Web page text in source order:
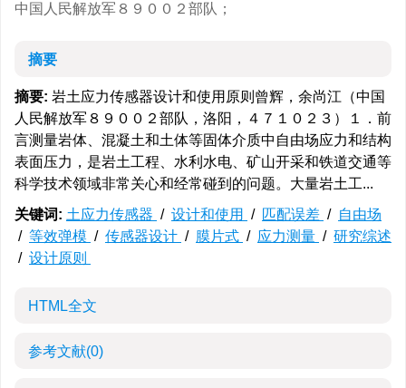
中国人民解放军８９００２部队；
摘要
摘要: 岩土应力传感器设计和使用原则曾辉，余尚江（中国
人民解放军８９００２部队，洛阳，４７１０２３）１．前
言测量岩体、混凝土和土体等固体介质中自由场应力和结构
表面压力，是岩土工程、水利水电、矿山开采和铁道交通等
科学技术领域非常关心和经常碰到的问题。大量岩土工...
关键词: 土应力传感器 / 设计和使用 / 匹配误差 / 自由场
/ 等效弹模 / 传感器设计 / 膜片式 / 应力测量 / 研究综述
/ 设计原则
HTML全文
参考文献(0)